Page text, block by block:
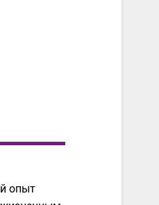
опыт